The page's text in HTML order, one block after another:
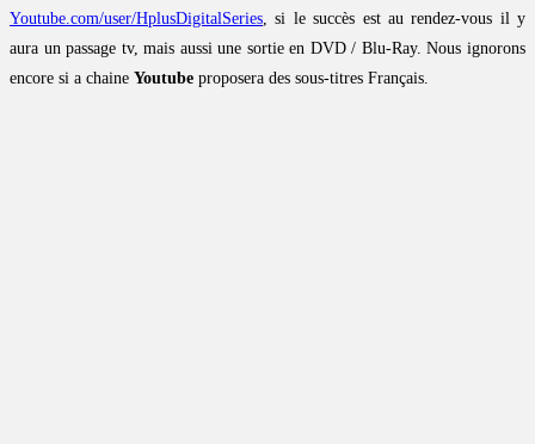
Youtube.com/user/HplusDigitalSeries, si le succès est au rendez-vous il y
aura un passage tv, mais aussi une sortie en DVD / Blu-Ray. Nous ignorons
encore si a chaine Youtube proposera des sous-titres Français.